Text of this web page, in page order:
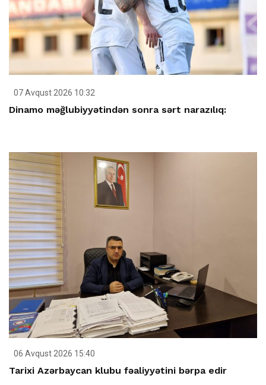
07 Avqust 2026 10:32
Dinamo məğlubiyyətindən sonra sərt narazılıq:
06 Avqust 2026 15:40
Tarixi Azərbaycan klubu fəaliyyətini bərpa edir